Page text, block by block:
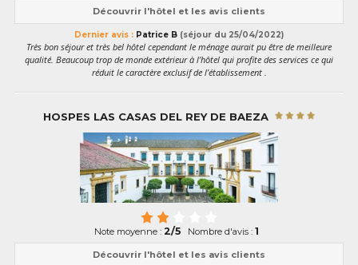
Découvrir l'hôtel et les avis clients
Dernier avis : Patrice B (séjour du 25/04/2022)
Très bon séjour et très bel hôtel cependant le ménage aurait pu être de meilleure
qualité. Beaucoup trop de monde extérieur à l’hôtel qui profite des services ce qui
réduit le caractère exclusif de l’établissement .
HOSPES LAS CASAS DEL REY DE BAEZA
Note moyenne : 2/5 Nombre d'avis : 1
Découvrir l'hôtel et les avis clients